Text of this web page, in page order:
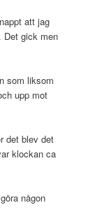
att jag
Det gick men
som liksom
upp mot
det blev det
klockan ca
någon